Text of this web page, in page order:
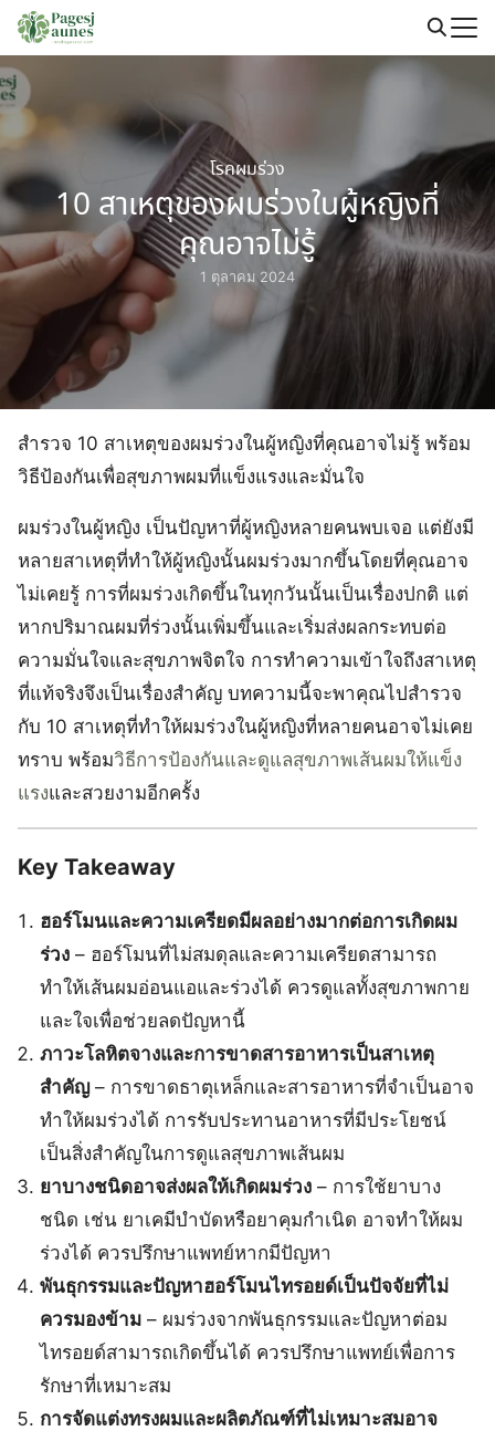
Skip
content
Search
for:
โรคผมร่วง
10 สาเหตุของผมร่วงในผู้หญิงที่
คุณอาจไม่รู้
1 ตุลาคม 2024
สำรวจ 10 สาเหตุของผมร่วงในผู้หญิงที่คุณอาจไม่รู้ พร้อม
วิธีป้องกันเพื่อสุขภาพผมที่แข็งแรงและมั่นใจ
ผมร่วงในผู้หญิง เป็นปัญหาที่ผู้หญิงหลายคนพบเจอ แต่ยังมี
หลายสาเหตุที่ทำให้ผู้หญิงนั้นผมร่วงมากขึ้นโดยที่คุณอาจ
ไม่เคยรู้ การที่ผมร่วงเกิดขึ้นในทุกวันนั้นเป็นเรื่องปกติ แต่
หากปริมาณผมที่ร่วงนั้นเพิ่มขึ้นและเริ่มส่งผลกระทบต่อ
ความมั่นใจและสุขภาพจิตใจ การทำความเข้าใจถึงสาเหตุ
ที่แท้จริงจึงเป็นเรื่องสำคัญ บทความนี้จะพาคุณไปสำรวจ
กับ 10 สาเหตุที่ทำให้ผมร่วงในผู้หญิงที่หลายคนอาจไม่เคย
ทราบ พร้อมวิธีการป้องกันและดูแลสุขภาพเส้นผมให้แข็ง
แรงและสวยงามอีกครั้ง
Key Takeaway
ฮอร์โมนและความเครียดมีผลอย่างมากต่อการเกิดผม
ร่วง – ฮอร์โมนที่ไม่สมดุลและความเครียดสามารถ
ทำให้เส้นผมอ่อนแอและร่วงได้ ควรดูแลทั้งสุขภาพกาย
และใจเพื่อช่วยลดปัญหานี้
ภาวะโลหิตจางและการขาดสารอาหารเป็นสาเหตุ
สำคัญ– การขาดธาตุเหล็กและสารอาหารที่จำเป็นอาจ
ทำให้ผมร่วงได้ การรับประทานอาหารที่มีประโยชน์
เป็นสิ่งสำคัญในการดูแลสุขภาพเส้นผม
ยาบางชนิดอาจส่งผลให้เกิดผมร่วง – การใช้ยาบาง
ชนิด เช่น ยาเคมีบำบัดหรือยาคุมกำเนิด อาจทำให้ผม
ร่วงได้ ควรปรึกษาแพทย์หากมีปัญหา
พันธุกรรมและปัญหาฮอร์โมนไทรอยด์เป็นปัจจัยที่ไม่
ควรมองข้าม – ผมร่วงจากพันธุกรรมและปัญหาต่อม
ไทรอยด์สามารถเกิดขึ้นได้ ควรปรึกษาแพทย์เพื่อการ
รักษาที่เหมาะสม
การจัดแต่งทรงผมและผลิตภัณฑ์ที่ไม่เหมาะสมอาจ